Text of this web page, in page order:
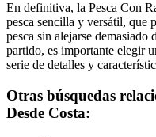
En definitiva, la Pesca Con
pesca sencilla y versátil, que
pesca sin alejarse demasiado
partido, es importante elegir
serie de detalles y
Otras búsquedas
Desde Costa: